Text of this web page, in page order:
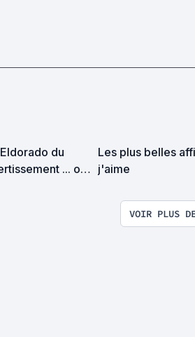
du
... ou
Les plus belles
j'aime
VOIR PLUS